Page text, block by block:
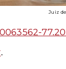
Juiz
0063562-
.